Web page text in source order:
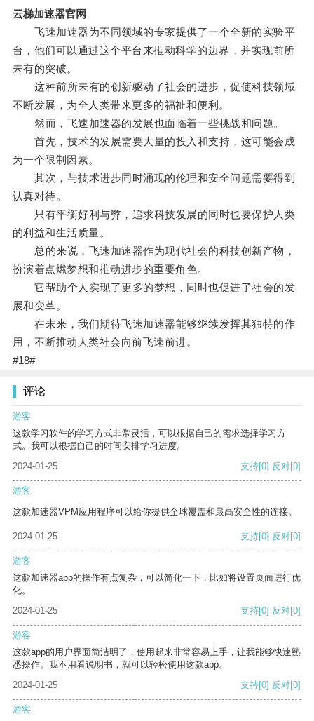
云梯加速器官网
飞速加速器为不同领域的专家提供了一个全新的实验平
台，他们可以通过这个平台来推动科学的边界，并实现前所
未有的突破。
这种前所未有的创新驱动了社会的进步，促使科技领域
不断发展，为全人类带来更多的福祉和便利。
然而，飞速加速器的发展也面临着一些挑战和问题。
首先，技术的发展需要大量的投入和支持，这可能会成
为一个限制因素。
其次，与技术进步同时涌现的伦理和安全问题需要得到
认真对待。
只有平衡好利与弊，追求科技发展的同时也要保护人类
的利益和生活质量。
总的来说，飞速加速器作为现代社会的科技创新产物，
扮演着点燃梦想和推动进步的重要角色。
它帮助个人实现了更多的梦想，同时也促进了社会的发
展和变革。
在未来，我们期待飞速加速器能够继续发挥其独特的作
用，不断推动人类社会向前飞速前进。
#18#
评论
游客
这款学习软件的学习方式非常灵活，可以根据自己的需求选择学习方
式。我可以根据自己的时间安排学习进度。
2024-01-25
支持[0] 反对[0]
游客
这款加速器VPM应用程序可以给你提供全球覆盖和最高安全性的连接。
2024-01-25 支持[0] 反对[0]
游客
这款加速器app的操作有点复杂，可以简化一下，比如将设置页面进行优
化。
2024-01-25
支持[0] 反对[0]
游客
这款app的用户界面简洁明了，使用起来非常容易上手，让我能够快速熟
悉操作。我不用看说明书，就可以轻松使用这款app。
2024-01-25
支持[0] 反对[0]
游客